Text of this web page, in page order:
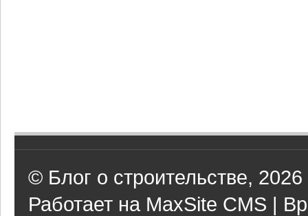
© Блог о строительстве, 2026
Работает на MaxSite CMS |